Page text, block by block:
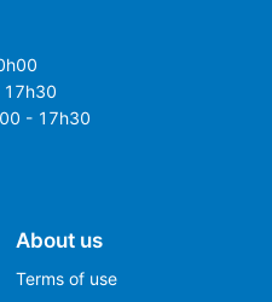
17h30
- 17h30
About us
Terms of use